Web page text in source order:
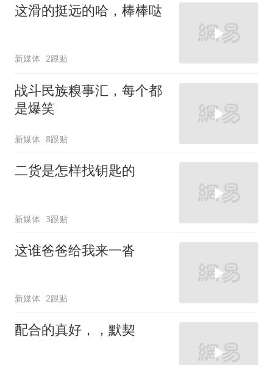
这滑的挺远的哈，棒棒哒
新媒体 2跟贴
战斗民族糗事汇，每个都
是爆笑
新媒体 8跟贴
二货是怎样找钥匙的
新媒体 3跟贴
这谁爸爸给我来一沓
新媒体 2跟贴
配合的真好，，默契